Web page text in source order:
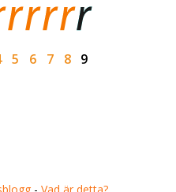
5 6 7 8 9
- Vad är detta?